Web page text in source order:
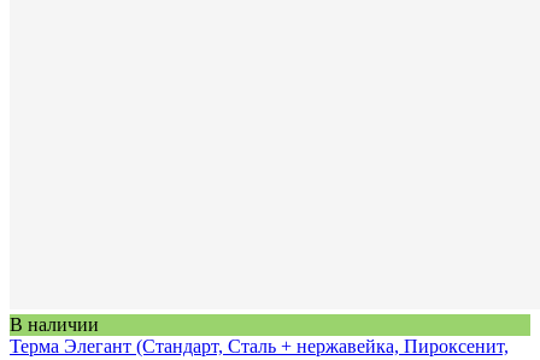
В наличии
Терма Элегант (Стандарт, Сталь + нержавейка, Пироксенит,